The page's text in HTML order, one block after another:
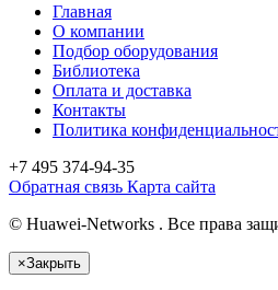
Главная
О компании
Подбор оборудования
Библиотека
Оплата и доставка
Контакты
Политика
+7 495 374-94-35
Обратная связь Карта сайта
© Huawei-Networks . Все права
×Закрыть